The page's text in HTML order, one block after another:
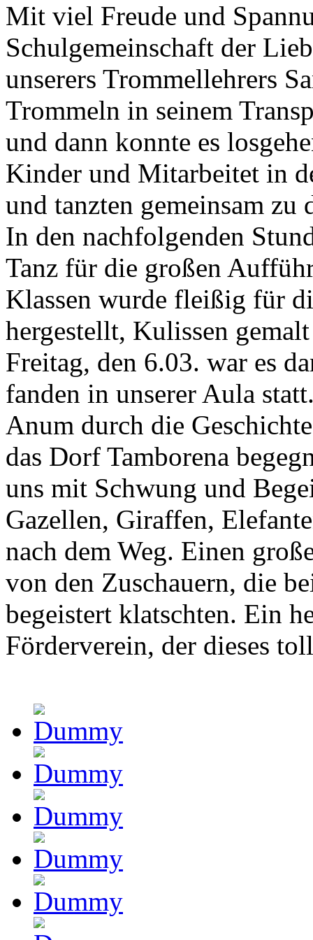
Mit viel Freude und
Schulgemeinschaft der
unserers Trommellehrers
Trommeln in seinem
und dann konnte es
Kinder und Mitarbeitet in
und tanzten gemeinsam zu
In den nachfolgenden
Tanz für die großen
Klassen wurde fleißig für
hergestellt, Kulissen
Freitag, den 6.03. war es
fanden in unserer Aula
Anum durch die
das Dorf Tamborena
uns mit Schwung und
Gazellen, Giraffen,
nach dem Weg. Einen
von den Zuschauern, die
begeistert klatschten. Ein
Förderverein, der dieses